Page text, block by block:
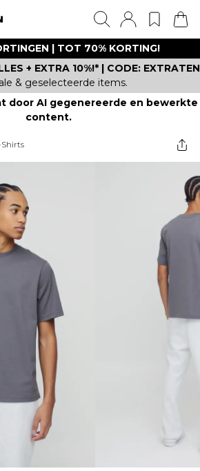
| TOT 70% KORTING!
+ EXTRA 10%!* | CODE: EXTRATEN
& geselecteerde items.
door AI gegenereerde en bewerkte
content.